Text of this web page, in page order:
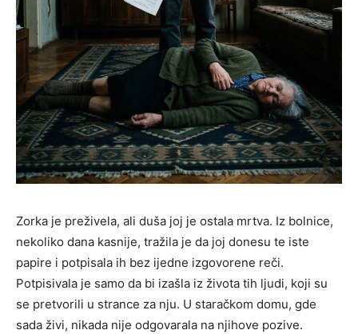
Zorka je preživela, ali duša joj je ostala mrtva. Iz bolnice,
nekoliko dana kasnije, tražila je da joj donesu te iste
papire i potpisala ih bez ijedne izgovorene reči.
Potpisivala je samo da bi izašla iz života tih ljudi, koji su
se pretvorili u strance za nju. U staračkom domu, gde
sada živi, nikada nije odgovarala na njihove pozive.